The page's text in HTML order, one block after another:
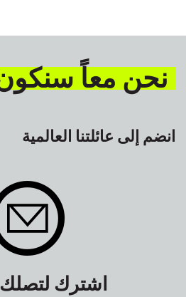
نحن معاً
انضم إلى عائلتنا العالمية
اشترك لتصلك